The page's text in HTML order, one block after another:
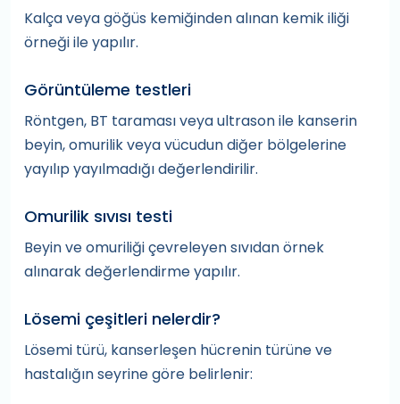
Kalça veya göğüs kemiğinden alınan kemik iliği
örneği ile yapılır.
Görüntüleme testleri
Röntgen, BT taraması veya ultrason ile kanserin
beyin, omurilik veya vücudun diğer bölgelerine
yayılıp yayılmadığı değerlendirilir.
Omurilik sıvısı testi
Beyin ve omuriliği çevreleyen sıvıdan örnek
alınarak değerlendirme yapılır.
Lösemi çeşitleri nelerdir?
Lösemi türü, kanserleşen hücrenin türüne ve
hastalığın seyrine göre belirlenir: